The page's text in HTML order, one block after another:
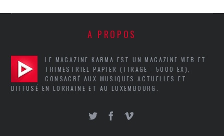
A PROPOS
LE MAGAZINE KARMA EST UN MAGAZINE WEB ET
TRIMESTRIEL PAPIER (TIRAGE : 5000 EX),
CONSACRÉ AUX MUSIQUES ACTUELLES ET
DIFFUSÉ EN LORRAINE ET AU LUXEMBOURG.